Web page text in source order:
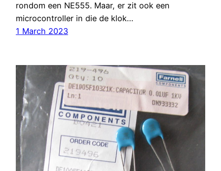
rondom een NE555. Maar, er zit ook een
microcontroller in die de klok…
1 March 2023